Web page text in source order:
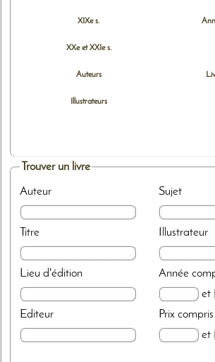
XIXe s.
XXe et XXIe s.
Auteurs
Illustrateurs
Trouver un livre
Auteur
Titre
Lieu d'édition
Editeur
Sujet
Illustrateur
Année
et
Prix
et